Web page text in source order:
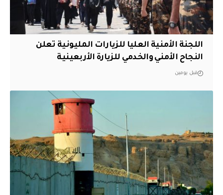
اللجنة الأمنية العليا للزيارات المليونية تعلن
النجاح الأمني والخدمي للزيارة الأربعينية
قبل يومين